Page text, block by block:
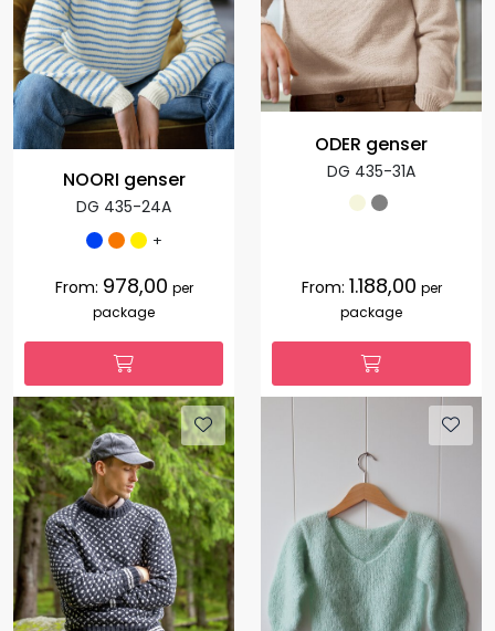
NOORI genser
DG 435-24A
+
From: 978,00 per
package
ODER genser
DG 435-31A
From: 1.188,00 per
package